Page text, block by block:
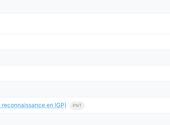
en IGP) PNT